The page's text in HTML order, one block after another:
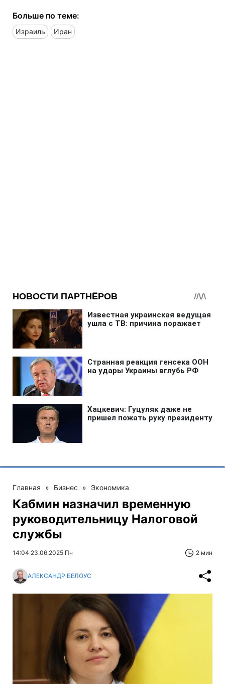
Больше по теме:
Израиль Иран
Главная » Бизнес » Экономика
Кабмин назначил временную
руководительницу Налоговой
службы
14:04 23.06.2025 Пн 2 мин
АЛЕКСАНДР БЕЛОУС